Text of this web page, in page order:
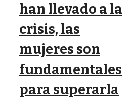
han llevado a la
crisis, las
mujeres son
fundamentales
para superarla